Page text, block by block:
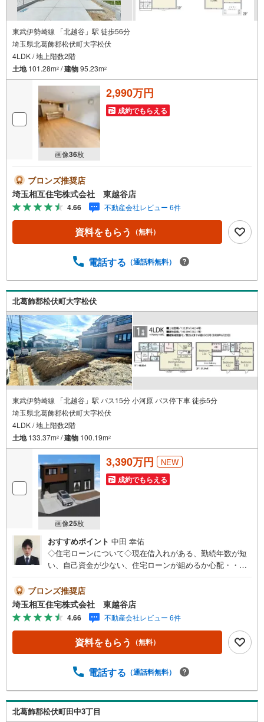
東武伊勢崎線 「北越谷」駅 徒歩56分
埼玉県北葛飾郡松伏町大字松伏
4LDK / 地上階数2階
土地101.28m2 /建物95.23m2
画像36枚
2,990万円
成約でもらえる
ブロンズ推奨店
埼玉相互住宅株式会社 東越谷店
4.66 不動産会社レビュー 6件
資料をもらう （無料）
電話する （通話料無料）
北葛飾郡松伏町大字松伏
東武伊勢崎線 「北越谷」駅 バス15分 小河原 バス停下車 徒歩5分
埼玉県北葛飾郡松伏町大字松伏
4LDK / 地上階数2階
土地133.37m2 /建物 100.19m2
画像25枚
3,390万円 NEW
成約でもらえる
おすすめポイント 中田 幸佑
◇住宅ローンについて◇現在借入れがある、勤続年数が短
い、自己資金が少ない、住宅ローンが組めるか心配・・・
ーおります！お気軽にご相談下さい。◇買取保証付き売却
システム◇お住み替えでご自宅が売れない、不動産早期現
金化をしたい、他社に販売活動を依頼しているが売れな
い・・・そう思われている方。一定期間で成約に至らなか
った場合、予め設定させていただいた金額で当社が買取致
します。越谷の戸建、土地、マンション買取は弊社まで！
いただき、ご契約になりますと素敵な特典を差し上げま
イクロン掃除機等をプレゼント♪（特典は当社一定基準を
設けております。詳しくはお問合せ下さい）◇お子様がい
るお客様でも安心◇キッズスペース完備。チャイルドシー
ブロンズ推奨店
埼玉相互住宅株式会社 東越谷店
4.66 不動産会社レビュー 6件
資料をもらう （無料）
電話する （通話料無料）
北葛飾郡松伏町田中3丁目